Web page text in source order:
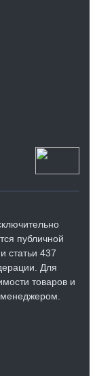
публичной
статьи 437
Для
товаров и
из велюра и